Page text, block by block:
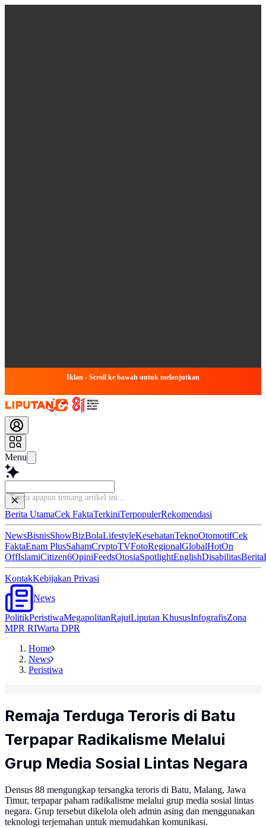
Iklan - Scroll ke bawah untuk melanjutkan
Menu
Tanya apapun ten
Berita UtamaCek FaktaTerkiniTerpopulerRekomendasi
NewsBisnisShowBizBolaLifestyleKesehatanTeknoOtomotifCek
FaktaEnam PlusSahamCryptoTVFotoRegionalGlobalHotOn
OffIslamiCitizen6OpiniFeedsOtosiaSpotlightEnglishDisabilitasBerita
KontakKebijakan Privasi
News
PolitikPeristiwaMegapolitanRajutLiputan KhususInfografisZona
MPR RIWarta DPR
Home
News
Peristiwa
Remaja Terduga Teroris di Batu
Terpapar Radikalisme Melalui
Grup Media Sosial Lintas Negara
Densus 88 mengungkap tersangka teroris di Batu, Malang, Jawa
Timur, terpapar paham radikalisme melalui grup media sosial lintas
negara. Grup tersebut dikelola oleh admin asing dan menggunakan
teknologi terjemahan untuk memudahkan komunikasi.